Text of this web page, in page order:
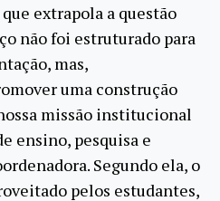
extrapola a questão
não foi estruturado para
mas,
uma construção
missão institucional
ensino, pesquisa e
Segundo ela, o
pelos estudantes,